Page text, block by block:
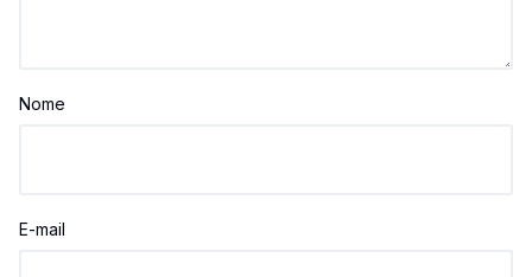
Nome
E-mail